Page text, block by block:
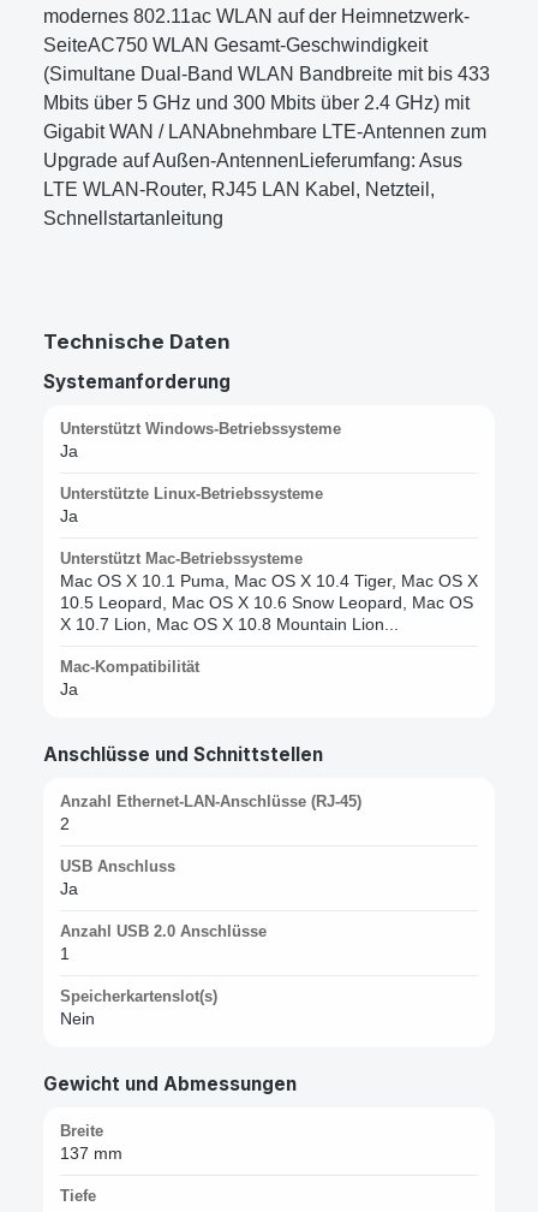
modernes 802.11ac WLAN auf der Heimnetzwerk-
SeiteAC750 WLAN Gesamt-Geschwindigkeit
(Simultane Dual-Band WLAN Bandbreite mit bis 433
Mbits über 5 GHz und 300 Mbits über 2.4 GHz) mit
Gigabit WAN / LANAbnehmbare LTE-Antennen zum
Upgrade auf Außen-AntennenLieferumfang: Asus
LTE WLAN-Router, RJ45 LAN Kabel, Netzteil,
Schnellstartanleitung
Technische Daten
Systemanforderung
Unterstützt Windows-Betriebssysteme
Ja
Unterstützte Linux-Betriebssysteme
Ja
Unterstützt Mac-Betriebssysteme
Mac OS X 10.1 Puma, Mac OS X 10.4 Tiger, Mac OS X
10.5 Leopard, Mac OS X 10.6 Snow Leopard, Mac OS
X 10.7 Lion, Mac OS X 10.8 Mountain Lion...
Mac-Kompatibilität
Ja
Anschlüsse und Schnittstellen
Anzahl Ethernet-LAN-Anschlüsse (RJ-45)
2
USB Anschluss
Ja
Anzahl USB 2.0 Anschlüsse
1
Speicherkartenslot(s)
Nein
Gewicht und Abmessungen
Breite
137 mm
Tiefe